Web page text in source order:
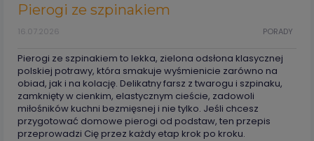
Pierogi ze szpinakiem
PORADY
16.07.2026
Pierogi ze szpinakiem to lekka, zielona odsłona klasycznej
polskiej potrawy, która smakuje wyśmienicie zarówno na
obiad, jak i na kolację. Delikatny farsz z twarogu i szpinaku,
zamknięty w cienkim, elastycznym cieście, zadowoli
miłośników kuchni bezmięsnej i nie tylko. Jeśli chcesz
przygotować domowe pierogi od podstaw, ten przepis
przeprowadzi Cię przez każdy etap krok po kroku.